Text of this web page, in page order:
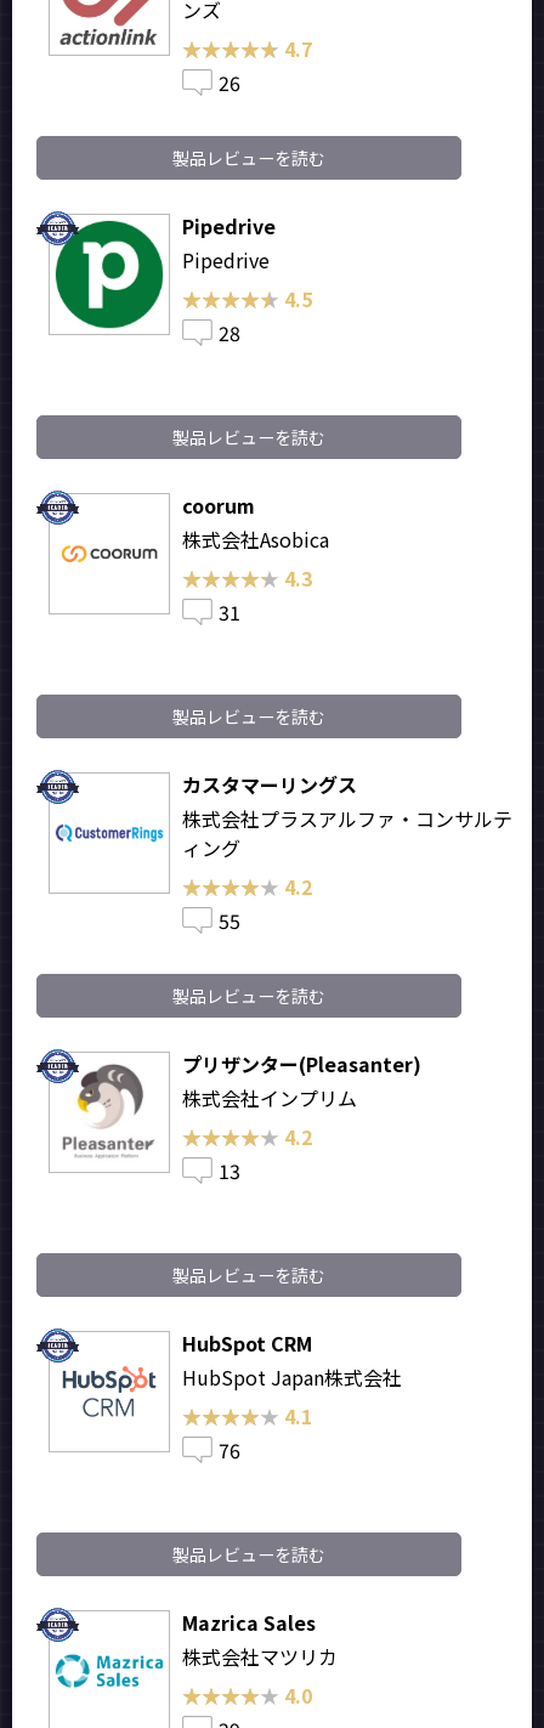
ンズ
★★★★★
★★★★★ 4.7
26
製品レビューを読む
Pipedrive
Pipedrive
★★★★★
★★★★★ 4.5
28
製品レビューを読む
coorum
株式会社Asobica
★★★★★
★★★★★ 4.3
31
製品レビューを読む
カスタマーリングス
株式会社プラスアルファ・コンサルテ
ィング
★★★★★
★★★★★ 4.2
55
製品レビューを読む
プリザンター(Pleasanter)
株式会社インプリム
★★★★★
★★★★★ 4.2
13
製品レビューを読む
HubSpot CRM
HubSpot Japan株式会社
★★★★★
★★★★★ 4.1
76
製品レビューを読む
Mazrica Sales
株式会社マツリカ
★★★★★
★★★★★ 4.0